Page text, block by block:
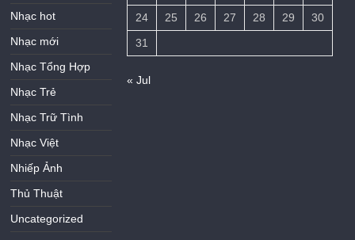
Nhạc hot
Nhạc mới
Nhạc Tổng Hợp
Nhạc Trẻ
Nhạc Trữ Tình
Nhạc Việt
Nhiếp Ảnh
Thủ Thuật
Uncategorized
24
25 26 27 28 29
30
31
« Jul